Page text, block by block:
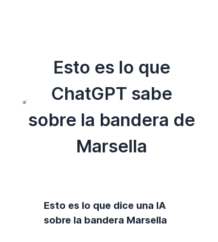
Esto es lo que
ChatGPT sabe
sobre la bandera de
Marsella
Esto es lo que dice una IA
sobre la bandera Marsella